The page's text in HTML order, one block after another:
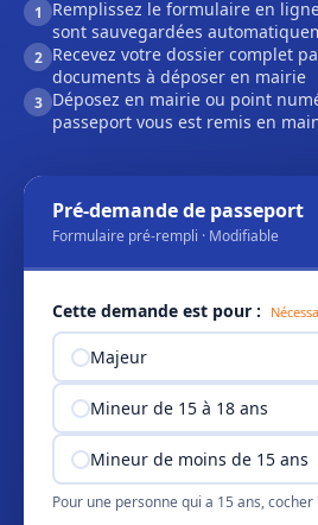
1
Remplissez le formulaire en
sont sauvegardées
2 Recevez votre dossier complet
documents à déposer en mairie
3 Déposez en mairie ou point
passeport vous est remis en
Pré-demande de passeport
Formulaire pré-rempli · Modifiable
Cette demande est pour :
Majeur
Mineur de 15 à 18 ans
Mineur de moins de 15 ans
Pour une personne qui a 15 ans,